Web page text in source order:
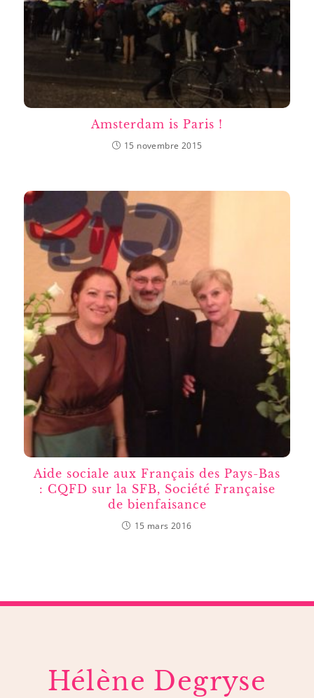
Amsterdam is Paris !
15 novembre 2015
Aide sociale aux Français des Pays-Bas
: CQFD sur la SFB, Société Française
de bienfaisance
15 mars 2016
Hélène Degryse